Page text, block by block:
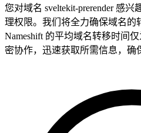
您对域名 sveltekit-prerender 感
理权限。我们将全力确保域名的
Nameshift 的平均域名转移时间
密协作，迅速获取所需信息，确